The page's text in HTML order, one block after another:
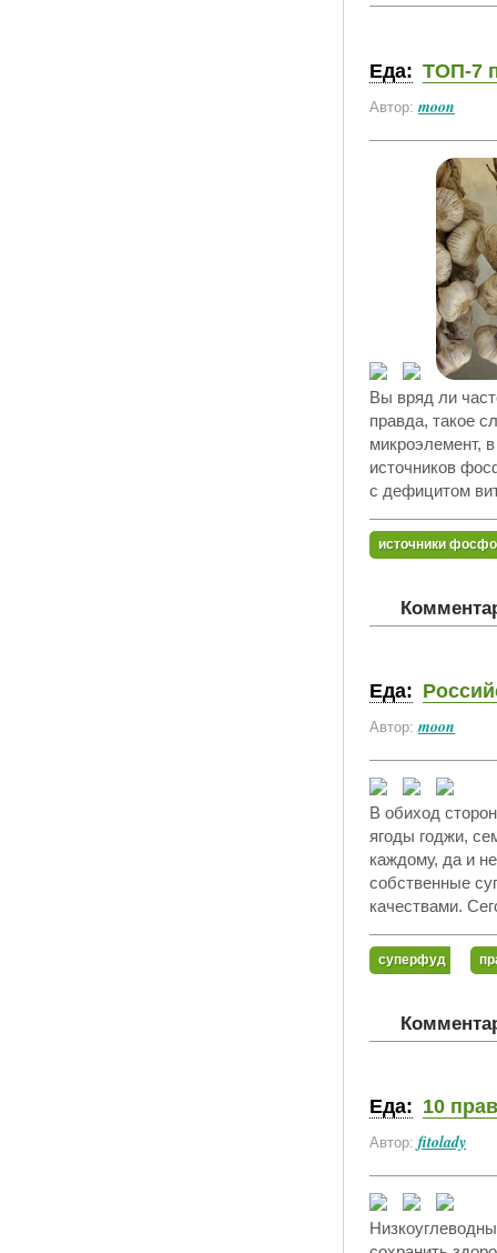
Еда: ТОП-7
Автор: moon
Вы вряд ли
правда, такое
микроэлемент,
источников
с дефицитом
источники
Еда:
Автор: moon
В обиход
ягоды годжи,
каждому, да и
собственные
качествами.
суперфуд
Еда: 10
Автор: fitolady